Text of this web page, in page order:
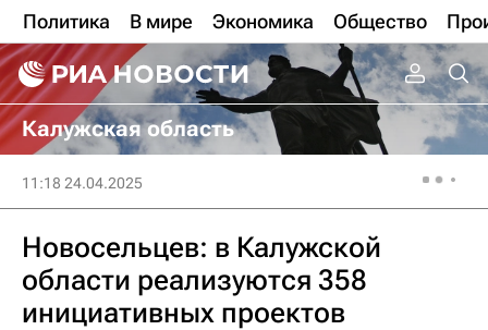
Политика В мире Экономика Общество
Калужская область
11:18 24.04.2025
Новосельцев: в Калужской
области реализуются 358
инициативных проектов